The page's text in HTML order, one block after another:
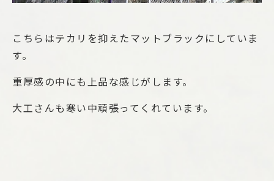
こちらはテカリを抑えたマットブラックにしていま
す。
重厚感の中にも上品な感じがします。
大工さんも寒い中頑張ってくれています。